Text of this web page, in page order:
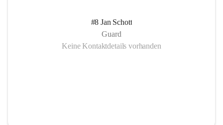
#8 Jan Schott
Guard
Keine Kontaktdetails vorhanden